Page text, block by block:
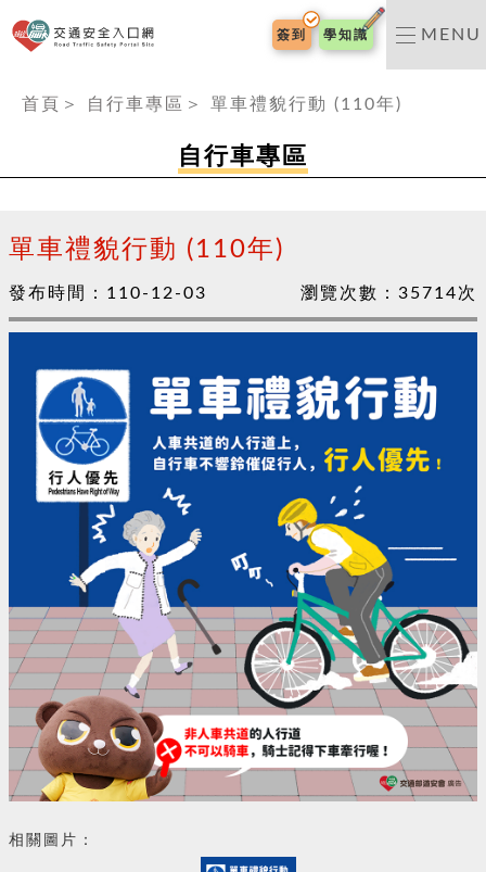
交通安全入口網
簽到 學知識 MENU
首頁 ＞ 自行車專區 ＞ 單車禮貌行動 (110年)
自行車專區
單車禮貌行動 (110年)
發布時間： 110-12-03 瀏覽次數： 35714次
相關圖片：